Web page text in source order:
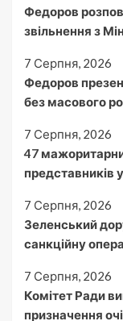
Федоров
звільнення з
7 Серпня, 2026
Федоров
без масового
7 Серпня, 2026
47
представників
7 Серпня, 2026
Зеленський
санкційну
7 Серпня, 2026
Комітет Ради
призначення